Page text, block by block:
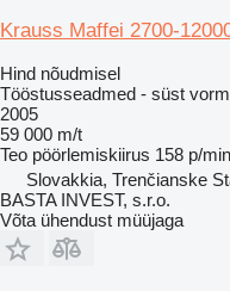
Krauss Maffei 2700-
Hind nõudmisel
Tööstusseadmed - süst
2005
59 000 m/t
Teo pöörlemiskiirus 158 p/min
Slovakkia, Trenčianske
BASTA INVEST, s.r.o.
Võta ühendust müüjaga